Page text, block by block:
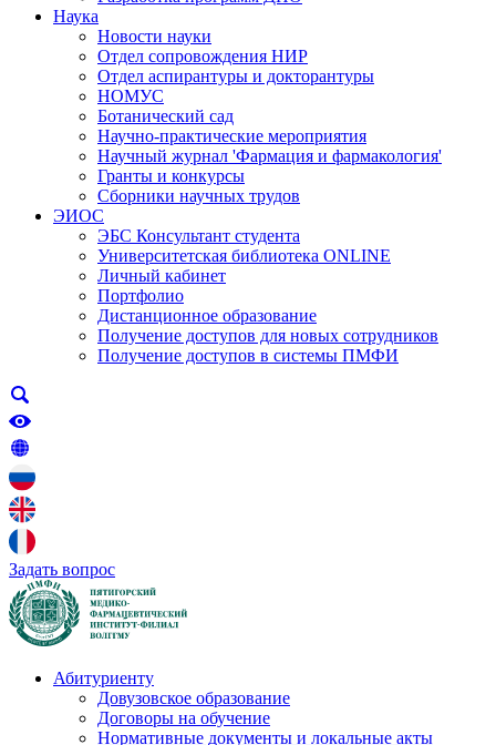
Наука
Новости науки
Отдел сопровождения НИР
Отдел аспирантуры и докторантуры
НОМУС
Ботанический сад
Научно-практические мероприятия
Научный журнал 'Фармация и фармакология'
Гранты и конкурсы
Сборники научных трудов
ЭИОС
ЭБС Консультант студента
Университетская библиотека ONLINE
Личный кабинет
Портфолио
Дистанционное образование
Получение доступов для новых сотрудников
Получение доступов в системы ПМФИ
Задать вопрос
Абитуриенту
Довузовское образование
Договоры на обучение
Нормативные документы и локальные акты